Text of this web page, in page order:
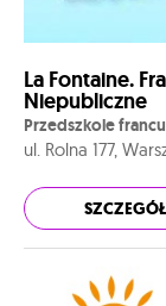
La Fontaine.
Niepubliczne
Przedszkole
ul. Rolna 177,